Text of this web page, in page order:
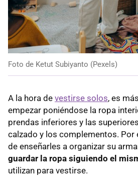
Foto de Ketut Subiyanto (Pexels)
A la hora de vestirse solos, es
empezar poniéndose la ropa
prendas inferiores y las
calzado y los complementos. Por
de enseñarles a organizar su
guardar la ropa siguiendo el
utilizan para vestirse.